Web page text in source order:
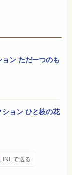
ョン ただ一つのも
ョン ひと枝の花
LINEで送る